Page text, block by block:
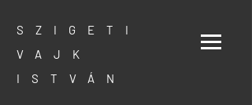
SZIGETI
VAJK
ISTVÁN